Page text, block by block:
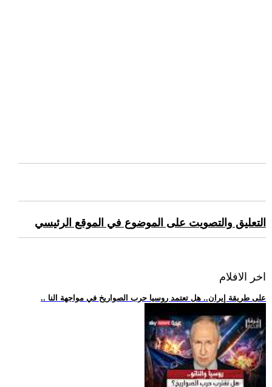
التعليق والتصويت على الموضوع في الموقع الرئيسي
اخر الافلام
.. على طريقة إيران.. هل تعتمد روسيا حرب الصواريخ في مواجهة النا